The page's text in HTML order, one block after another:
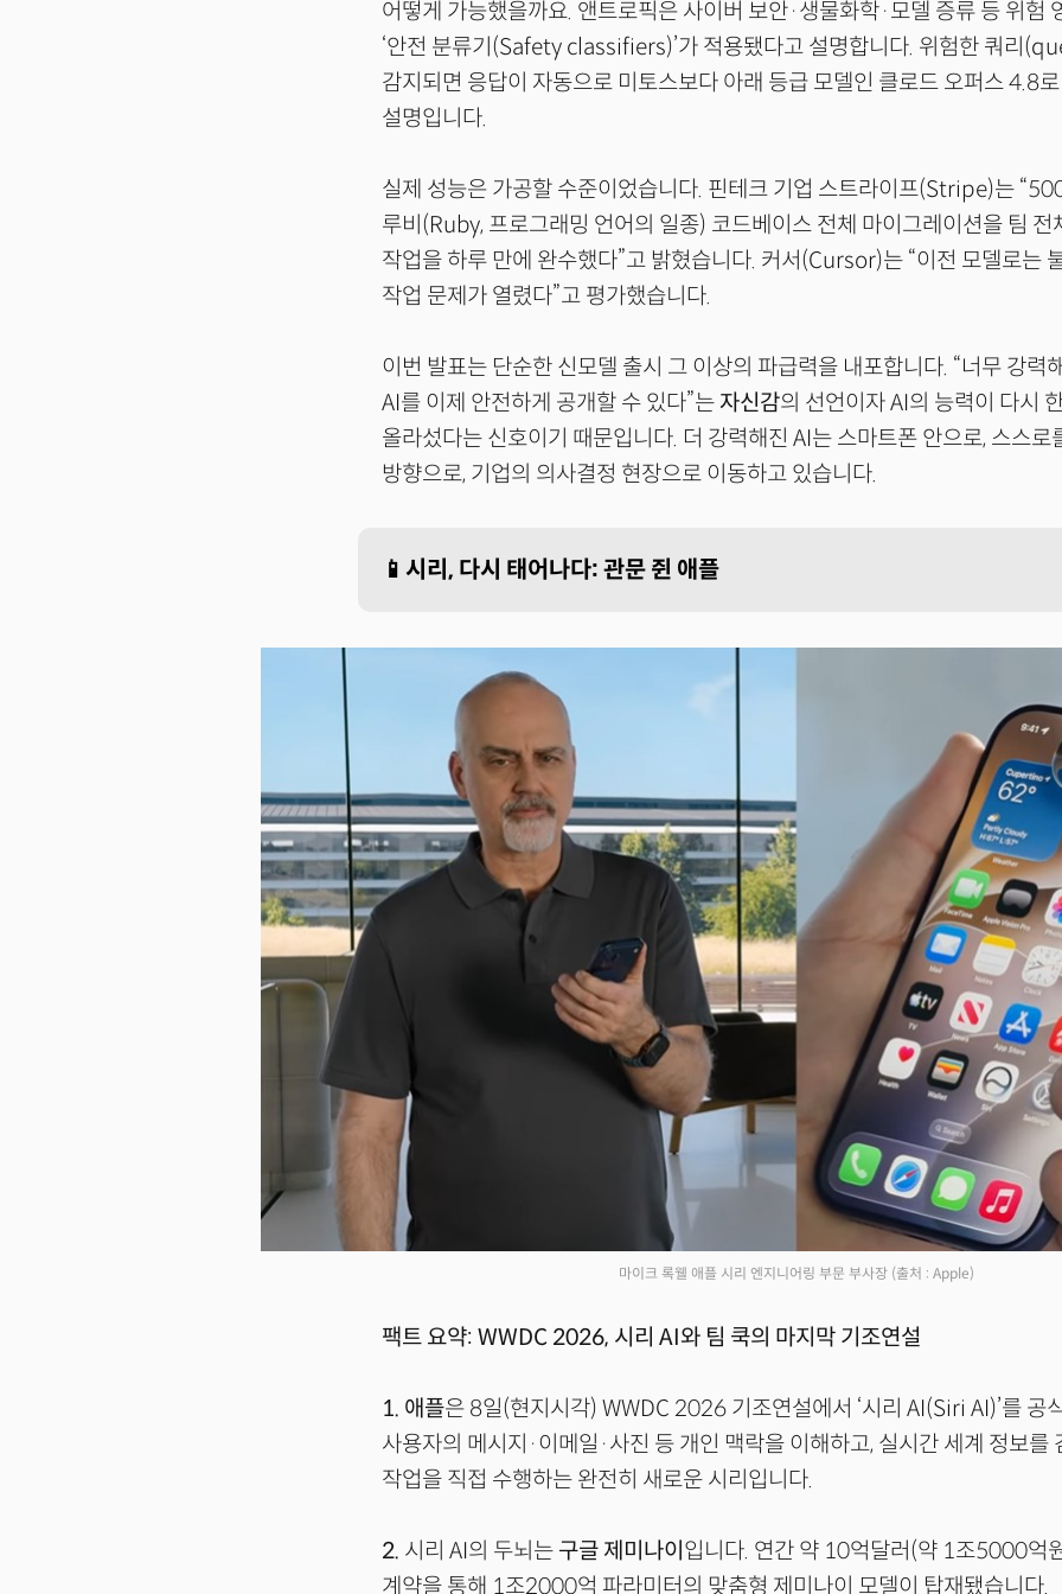
어떻게 가능했을까요. 앤트로픽은 사이버 보안·생물화학·모델 증류 등 위험
‘안전 분류기(Safety classifiers)’가 적용됐다고 설명합니다. 위험한 쿼리
감지되면 응답이 자동으로 미토스보다 아래 등급 모델인 클로드 오퍼스 4.8
설명입니다.
실제 성능은 가공할 수준이었습니다. 핀테크 기업 스트라이프(Stripe)는
루비(Ruby, 프로그래밍 언어의 일종) 코드베이스 전체 마이그레이션을 팀 전
작업을 하루 만에 완수했다”고 밝혔습니다. 커서(Cursor)는 “이전 모델로는
작업 문제가 열렸다”고 평가했습니다.
이번 발표는 단순한 신모델 출시 그 이상의 파급력을 내포합니다. “너무 강력
AI를 이제 안전하게 공개할 수 있다”는 자신감의 선언이자 AI의 능력이 다시
올라섰다는 신호이기 때문입니다. 더 강력해진 AI는 스마트폰 안으로, 스스로
방향으로, 기업의 의사결정 현장으로 이동하고 있습니다.
📱시리, 다시 태어나다: 관문 쥔 애플
마이크 록웰 애플 시리 엔지니어링 부문 부사장 (출처 : Apple)
팩트 요약: WWDC 2026, 시리 AI와 팀 쿡의 마지막 기조연설
1. 애플은 8일(현지시각) WWDC 2026 기조연설에서 ‘시리 AI(Siri AI)’를 공
사용자의 메시지·이메일·사진 등 개인 맥락을 이해하고, 실시간 세계 정보를
작업을 직접 수행하는 완전히 새로운 시리입니다.
2. 시리 AI의 두뇌는 구글 제미나이 입니다. 연간 약 10억달러(약 1조5000억
계약을 통해 1조2000억 파라미터의 맞춤형 제미나이 모델이 탑재됐습니다.